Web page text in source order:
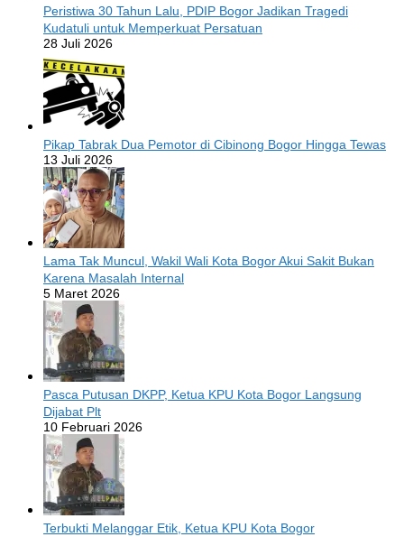
Peristiwa 30 Tahun Lalu, PDIP Bogor Jadikan Tragedi
Kudatuli untuk Memperkuat Persatuan
28 Juli 2026
Pikap Tabrak Dua Pemotor di Cibinong Bogor Hingga Tewas
13 Juli 2026
Lama Tak Muncul, Wakil Wali Kota Bogor Akui Sakit Bukan
Karena Masalah Internal
5 Maret 2026
Pasca Putusan DKPP, Ketua KPU Kota Bogor Langsung
Dijabat Plt
10 Februari 2026
Terbukti Melanggar Etik, Ketua KPU Kota Bogor